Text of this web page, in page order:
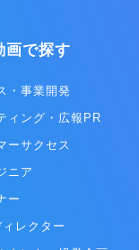
画で探す
・事業開発
ィング・広報PR
ーサクセス
ニア
ー
レクター